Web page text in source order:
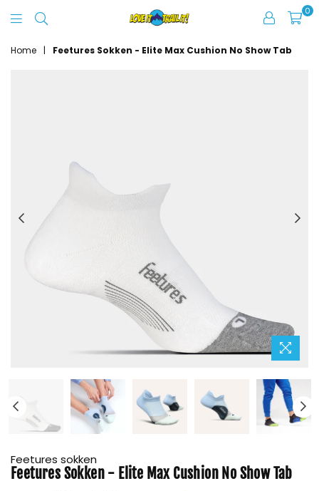
It
0
Home | Feetures Sokken - Elite Max Cushion No Show Tab
Feetures sokken
Feetures Sokken - Elite Max Cushion No Show Tab